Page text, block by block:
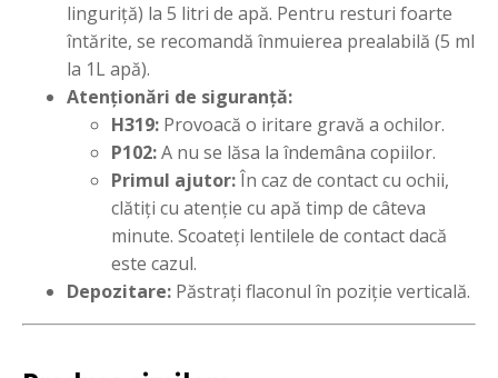
linguriță) la 5 litri de apă. Pentru resturi foarte
întărite, se recomandă înmuierea prealabilă (5 ml
la 1L apă).
Atenționări de siguranță:
H319: Provoacă o iritare gravă a ochilor.
P102:A nu se lăsa la îndemâna copiilor.
Primul ajutor:În caz de contact cu ochii,
clătiți cu atenție cu apă timp de câteva
minute. Scoateți lentilele de contact dacă
este cazul.
Depozitare: Păstrați flaconul în poziție verticală.